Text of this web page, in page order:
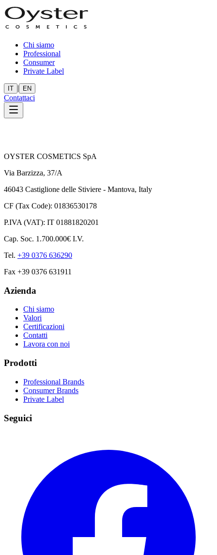
Chi siamo
Professional
Consumer
Private Label
IT | EN
Contattaci
OYSTER COSMETICS SpA
Via Barzizza, 37/A
46043 Castiglione delle Stiviere - Mantova, Italy
CF (Tax Code): 01836530178
P.IVA (VAT): IT 01881820201
Cap. Soc. 1.700.000€ I.V.
Tel. +39 0376 636290
Fax +39 0376 631911
Azienda
Chi siamo
Valori
Certificazioni
Contatti
Lavora con noi
Prodotti
Professional Brands
Consumer Brands
Private Label
Seguici